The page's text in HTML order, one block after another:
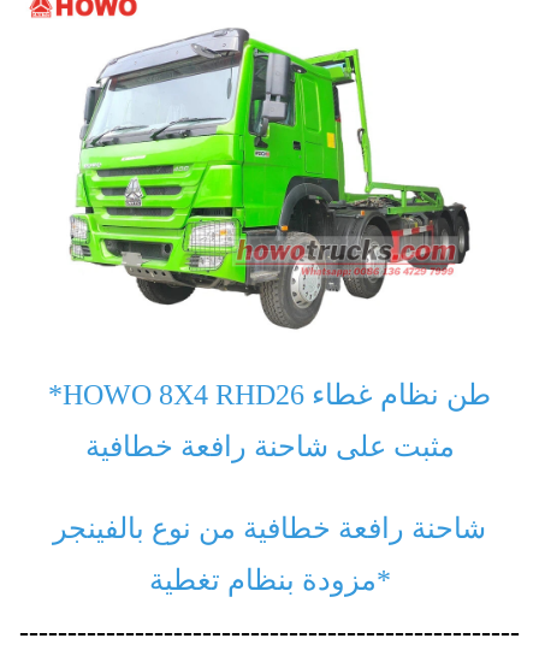
*HOWO 8X4 RHD 26 طن نظام غطاء
مثبت على شاحنة رافعة خطافية
شاحنة رافعة خطافية من نوع بالفينجر
مزودة بنظام تغطية*
----------------------------------------------------